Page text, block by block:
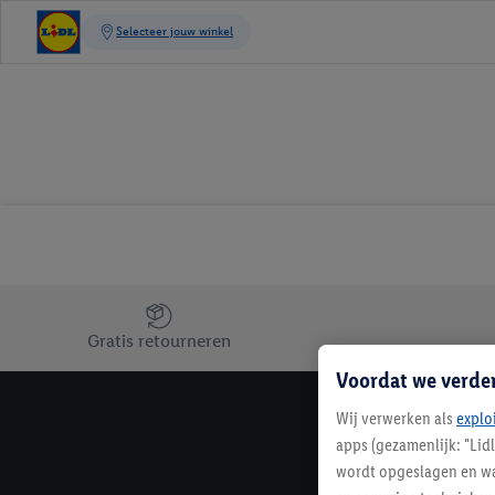
Jouw voordelen bij ons als Lidl webshop klant
Gratis retourneren
Voordat we
Wij verwerken als
apps (gezamenlijk:
wordt opgeslagen en